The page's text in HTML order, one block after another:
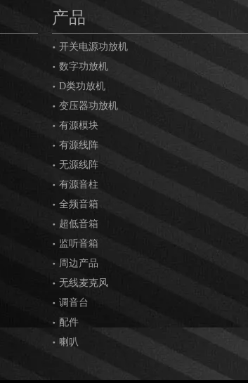
产品
开关电源功放机
数字功放机
D类功放机
变压器功放机
有源模块
有源线阵
无源线阵
有源音柱
全频音箱
超低音箱
监听音箱
周边产品
无线麦克风
调音台
配件
喇叭